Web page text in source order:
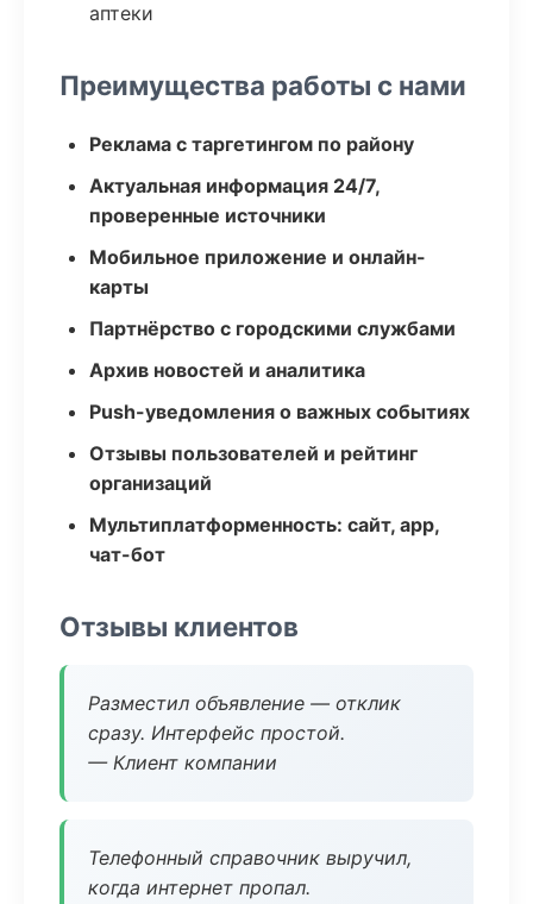
аптеки
Преимущества работы с нами
Реклама с таргетингом по району
Актуальная информация 24/7,
проверенные источники
Мобильное приложение и онлайн-
карты
Партнёрство с городскими службами
Архив новостей и аналитика
Push-уведомления о важных событиях
Отзывы пользователей и рейтинг
организаций
Мультиплатформенность: сайт, app,
чат-бот
Отзывы клиентов
Разместил объявление — отклик
сразу. Интерфейс простой.
— Клиент компании
Телефонный справочник выручил,
когда интернет пропал.